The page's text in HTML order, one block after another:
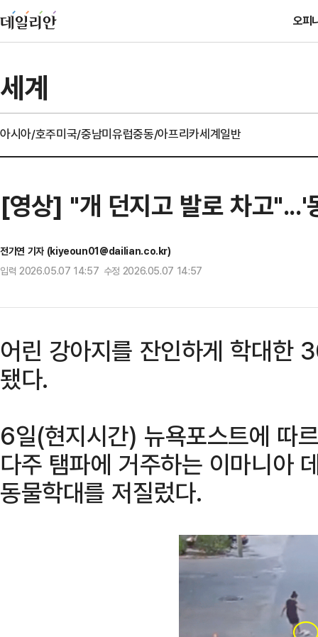
오피
세계
아시아/호주미국/중남미유럽중동/아프리카세계일반
[영상] "개 던지고 발로 차고
전기연 기자 (kiyeoun01@dailian.co.kr)
입력 2026.05.07 14:57 수정 2026.05.07 14:57
어린 강아지를 잔인하게 학대한
됐다.
6일(현지시간) 뉴욕포스트에 따
다주 탬파에 거주하는 이마니아
동물학대를 저질렀다.